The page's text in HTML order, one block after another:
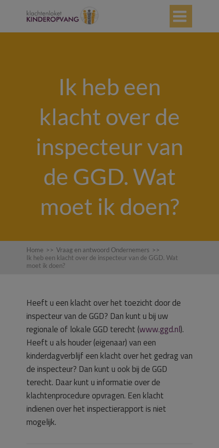

Ik heb een
klacht over de
inspecteur van
de GGD. Wat
moet ik doen?
Home >> Vraag en antwoord Ondernemers >>
Ik heb een klacht over de inspecteur van de GGD. Wat
moet ik doen?
Heeft u een klacht over het toezicht door de
inspecteur van de GGD? Dan kunt u bij uw
regionale of lokale GGD terecht (www.ggd.nl).
Heeft u als houder (eigenaar) van een
kinderdagverblijf een klacht over het gedrag van
de inspecteur? Dan kunt u ook bij de GGD
terecht. Daar kunt u informatie over de
klachtenprocedure opvragen. Een klacht
indienen over het inspectierapport is niet
mogelijk.